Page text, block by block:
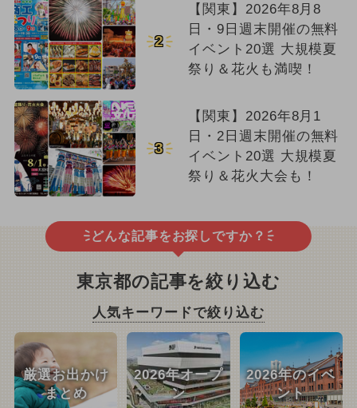
2
【関東】2026年8月8
日・9日週末開催の無料
イベント20選 大規模夏
祭り＆花火も満喫！
3
【関東】2026年8月1
日・2日週末開催の無料
イベント20選 大規模夏
祭り＆花火大会も！
どんな記事をお探しですか？
東京都の記事を絞り込む
人気キーワードで絞り込む
厳選お出かけ
まとめ
2026年オープ
ン
2026年のイベ
ント